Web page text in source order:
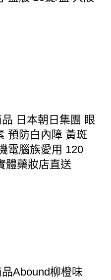
品 日本朝日集團 眼
預防白內障 黃斑
電腦族愛用 120
體藥妝店直送
品Abound柳橙味